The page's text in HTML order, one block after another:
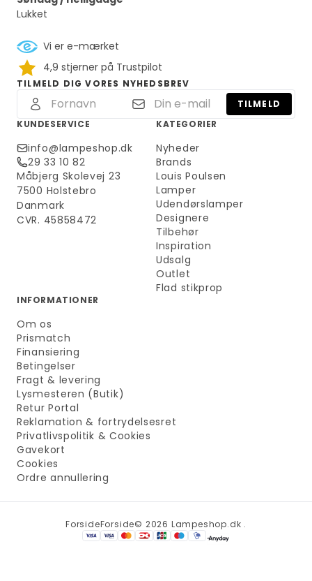
Lukket
Vi er e-mærket
4,9 stjerner på Trustpilot
TILMELD DIG VORES NYHEDSBREV
TILMELD
KUNDESERVICE
info@lampeshop.dk
29 33 10 82
Måbjerg Skolevej 23
7500 Holstebro
Danmark
CVR. 45858472
KATEGORIER
Nyheder
Brands
Louis Poulsen
Lamper
Udendørslamper
Designere
Tilbehør
Inspiration
Udsalg
Outlet
Flad stikprop
INFORMATIONER
Om os
Prismatch
Finansiering
Betingelser
Fragt & levering
Lysmesteren (Butik)
Retur Portal
Reklamation & fortrydelsesret
Privatlivspolitik & Cookies
Gavekort
Cookies
Ordre annullering
ForsideForside© 2026 Lampeshop.dk .